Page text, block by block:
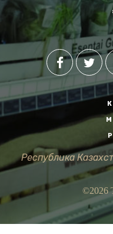
Республика
©2026